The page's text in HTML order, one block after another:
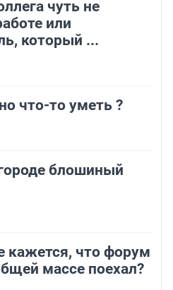
чуть не
или
который ...
что-то уметь ?
блошиный
кажется, что форум
массе поехал?